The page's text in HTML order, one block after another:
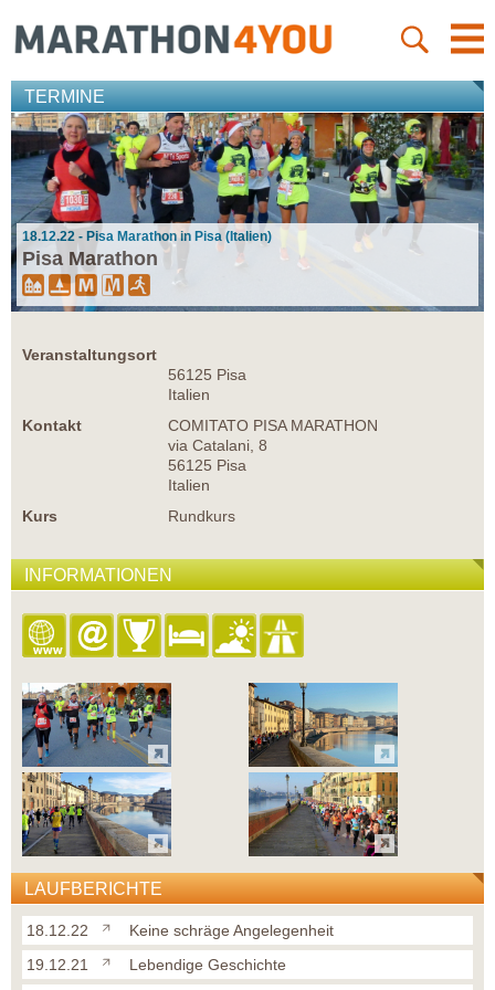
TERMINE
18.12.22 - Pisa Marathon in Pisa (Italien)
Pisa Marathon
Veranstaltungsort
56125 Pisa
Italien
Kontakt
COMITATO PISA MARATHON
via Catalani, 8
56125 Pisa
Italien
Kurs
Rundkurs
INFORMATIONEN
LAUFBERICHTE
18.12.22
Keine schräge Angelegenheit
19.12.21
Lebendige Geschichte